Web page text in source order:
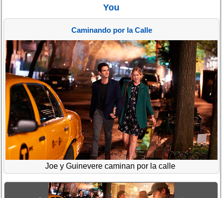
You
Caminando por la Calle
Joe y Guinevere caminan por la calle